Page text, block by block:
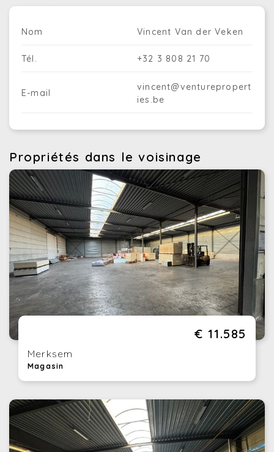
Nom Vincent Van der Veken
Tél. +32 3 808 21 70
E-mail
vincent@venturepropert
ies.be
Propriétés dans le voisinage
€ 11.585
Merksem
Magasin